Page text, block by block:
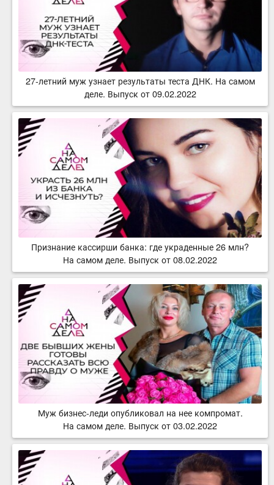
27-летний муж узнает результаты теста ДНК. На самом
деле. Выпуск от 09.02.2022
Признание кассирши банка: где украденные 26 млн?
На самом деле. Выпуск от 08.02.2022
Муж бизнес-леди опубликовал на нее компромат.
На самом деле. Выпуск от 03.02.2022